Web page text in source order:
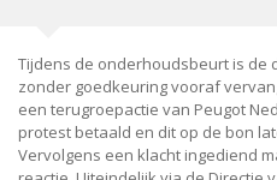
Tijdens de onderhoudsbeurt is de
zonder goedkeuring vooraf
een terugroepactie van Peugot
protest betaald en dit op de bon
Vervolgens een klacht ingediend